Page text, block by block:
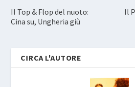
Il Top & Flop del nuoto:
Cina su, Ungheria giù
Il
CIRCA L'AUTORE